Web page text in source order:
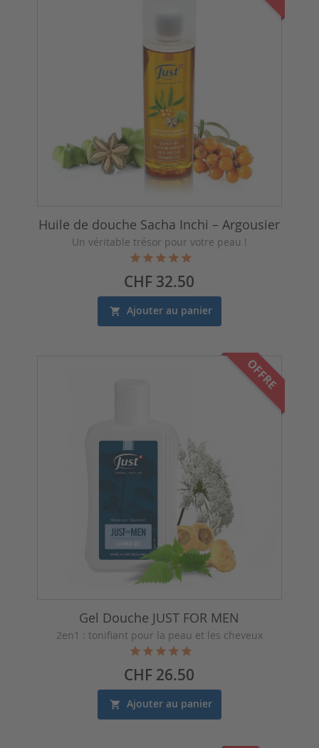
Huile de douche Sacha Inchi – Argousier
Un véritable trésor pour votre peau !
Prix
CHF 32.50
Ajouter au panier
Gel Douche JUST FOR MEN
2en1 : tonifiant pour la peau et les cheveux
Prix
CHF 26.50
Ajouter au panier
OFFRE